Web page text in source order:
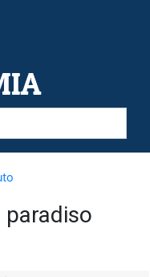
paradiso